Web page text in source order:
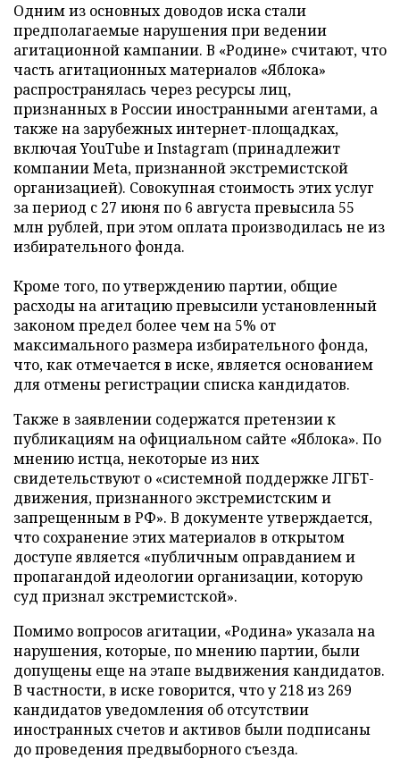
Одним из основных доводов иска стали
предполагаемые нарушения при ведении
агитационной кампании. В «Родине» считают, что
часть агитационных материалов «Яблока»
распространялась через ресурсы лиц,
признанных в России иностранными агентами, а
также на зарубежных интернет-площадках,
включая YouTube и Instagram (принадлежит
компании Meta, признанной экстремистской
организацией). Совокупная стоимость этих услуг
за период с 27 июня по 6 августа превысила 55
млн рублей, при этом оплата производилась не из
избирательного фонда.
Кроме того, по утверждению партии, общие
расходы на агитацию превысили установленный
законом предел более чем на 5% от
максимального размера избирательного фонда,
что, как отмечается в иске, является основанием
для отмены регистрации списка кандидатов.
Также в заявлении содержатся претензии к
публикациям на официальном сайте «Яблока». По
мнению истца, некоторые из них
свидетельствуют о «системной поддержке ЛГБТ-
движения, признанного экстремистским и
запрещенным в РФ». В документе утверждается,
что сохранение этих материалов в открытом
доступе является «публичным оправданием и
пропагандой идеологии организации, которую
суд признал экстремистской».
Помимо вопросов агитации, «Родина» указала на
нарушения, которые, по мнению партии, были
допущены еще на этапе выдвижения кандидатов.
В частности, в иске говорится, что у 218 из 269
кандидатов уведомления об отсутствии
иностранных счетов и активов были подписаны
до проведения предвыборного съезда.